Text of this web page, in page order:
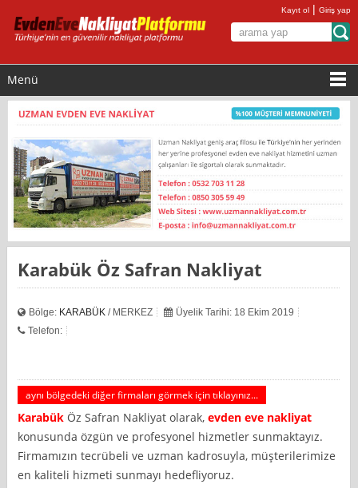
Kayıt ol |Giriş yap
Menü
Karabük Öz Safran Nakliyat
Bölge: KARABÜK / MERKEZ
Üyelik Tarihi: 18 Ekim 2019
Telefon:
aynı bölgedeki diğer firmaları görmek için tıklayınız...
Karabük Öz Safran Nakliyat olarak,evden eve nakliyat
konusunda özgün ve profesyonel hizmetler sunmaktayız.
Firmamızın tecrübeli ve uzman kadrosuyla, müşterilerimize
en kaliteli hizmeti sunmayı hedefliyoruz.